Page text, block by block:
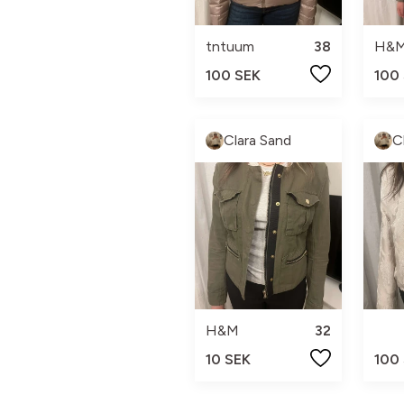
tntuum
38
100 SEK
100
Clara Sand
H&M
32
10 SEK
100